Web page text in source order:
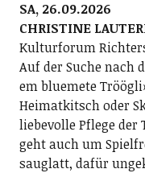
SA, 26.09.2026
CHRISTINE
Kulturforum
Auf der Suche nach
em bluemete
Heimatkitsch oder
liebevolle Pflege der
geht auch um
sauglatt, dafür